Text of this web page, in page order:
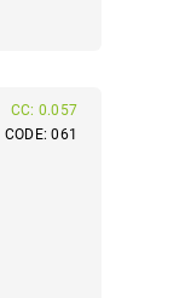
CODE: 061
CC: 0.057